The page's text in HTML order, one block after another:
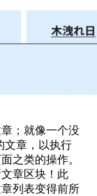
；就像一个没
文章，以执行
之类的操作。
章区块！此
列表变得前所